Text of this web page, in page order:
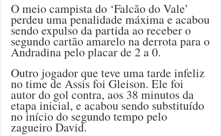
O meio campista do ‘Falcão do Vale’
perdeu uma penalidade máxima e acabou
sendo expulso da partida ao receber o
segundo cartão amarelo na derrota para o
Andradina pelo placar de 2 a 0.
Outro jogador que teve uma tarde infeliz
no time de Assis foi Gleison. Ele foi
autor do gol contra, aos 38 minutos da
etapa inicial, e acabou sendo substituído
no início do segundo tempo pelo
zagueiro David.